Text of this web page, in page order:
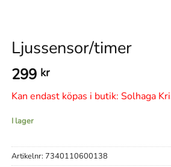
Ljussensor/timer
299 kr
Kan endast köpas i butik: Solhaga
I lager
Artikelnr: 7340110600138